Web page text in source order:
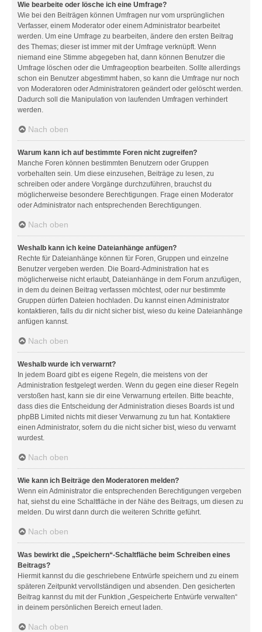
Wie bearbeite oder lösche ich eine Umfrage?
Wie bei den Beiträgen können Umfragen nur vom ursprünglichen
Verfasser, einem Moderator oder einem Administrator bearbeitet
werden. Um eine Umfrage zu bearbeiten, ändere den ersten Beitrag
des Themas; dieser ist immer mit der Umfrage verknüpft. Wenn
niemand eine Stimme abgegeben hat, dann können Benutzer die
Umfrage löschen oder die Umfrageoption bearbeiten. Sollte allerdings
schon ein Benutzer abgestimmt haben, so kann die Umfrage nur noch
von Moderatoren oder Administratoren geändert oder gelöscht werden.
Dadurch soll die Manipulation von laufenden Umfragen verhindert
werden.
Nach oben
Warum kann ich auf bestimmte Foren nicht zugreifen?
Manche Foren können bestimmten Benutzern oder Gruppen
vorbehalten sein. Um diese einzusehen, Beiträge zu lesen, zu
schreiben oder andere Vorgänge durchzuführen, brauchst du
möglicherweise besondere Berechtigungen. Frage einen Moderator
oder Administrator nach entsprechenden Berechtigungen.
Nach oben
Weshalb kann ich keine Dateianhänge anfügen?
Rechte für Dateianhänge können für Foren, Gruppen und einzelne
Benutzer vergeben werden. Die Board-Administration hat es
möglicherweise nicht erlaubt, Dateianhänge in dem Forum anzufügen,
in dem du deinen Beitrag verfassen möchtest, oder nur bestimmte
Gruppen dürfen Dateien hochladen. Du kannst einen Administrator
kontaktieren, falls du dir nicht sicher bist, wieso du keine Dateianhänge
anfügen kannst.
Nach oben
Weshalb wurde ich verwarnt?
In jedem Board gibt es eigene Regeln, die meistens von der
Administration festgelegt werden. Wenn du gegen eine dieser Regeln
verstoßen hast, kann sie dir eine Verwarnung erteilen. Bitte beachte,
dass dies die Entscheidung der Administration dieses Boards ist und
phpBB Limited nichts mit dieser Verwarnung zu tun hat. Kontaktiere
einen Administrator, sofern du die nicht sicher bist, wieso du verwarnt
wurdest.
Nach oben
Wie kann ich Beiträge den Moderatoren melden?
Wenn ein Administrator die entsprechenden Berechtigungen vergeben
hat, siehst du eine Schaltfläche in der Nähe des Beitrags, um diesen zu
melden. Du wirst dann durch die weiteren Schritte geführt.
Nach oben
Was bewirkt die „Speichern“-Schaltfläche beim Schreiben eines
Beitrags?
Hiermit kannst du die geschriebene Entwürfe speichern und zu einem
späteren Zeitpunkt vervollständigen und absenden. Den gesicherten
Beitrag kannst du mit der Funktion „Gespeicherte Entwürfe verwalten“
in deinem persönlichen Bereich erneut laden.
Nach oben